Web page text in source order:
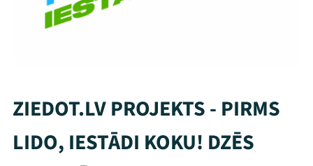
ZIEDOT.LV PROJEKTS - PIRMS
LIDO, IESTĀDI KOKU! DZĒS